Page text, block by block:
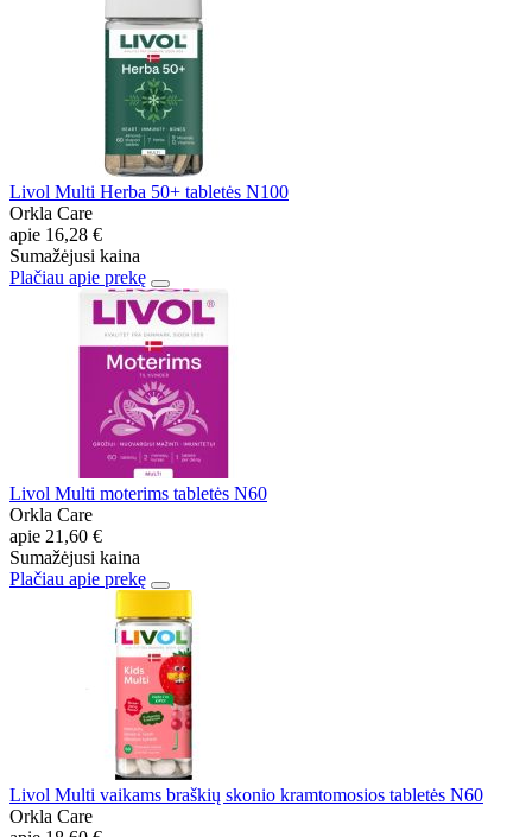
Livol Multi Herba 50+ tabletės N100
Orkla Care
apie 16,28 €
Sumažėjusi kaina
Plačiau apie prekę
Livol Multi moterims tabletės N60
Orkla Care
apie 21,60 €
Sumažėjusi kaina
Plačiau apie prekę
Livol Multi vaikams braškių skonio kramtomosios tabletės N60
Orkla Care